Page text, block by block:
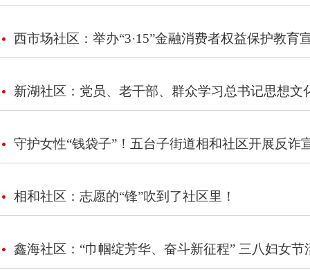
西市场社区：举办“3·15”金融消费者权益保护教育
新湖社区：党员、老干部、群众学习总书记思想文
守护女性“钱袋子”！五台子街道相和社区开展反诈
相和社区：志愿的“锋”吹到了社区里！
鑫海社区：“巾帼绽芳华、奋斗新征程” 三八妇女节